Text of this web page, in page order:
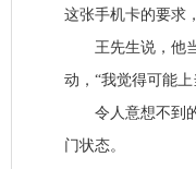
这张手机卡的要求
王先生说，他当
动，“我觉得可能
令人意想不到的
门状态。